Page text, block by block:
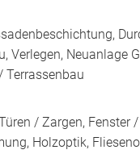
Verlegen, Neuanlage
Terrassenbau
/ Zargen,
Holzoptik,